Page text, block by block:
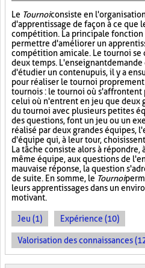
Le Tournoiconsiste en
d'apprentissage de façon à ce que
compétition. La principale fonction
permettre d'améliorer un
compétition amicale. Le tournoi
deux temps. L'enseignant
d'étudier un contenu puis, il y a
pour réaliser le tournoi
tournois : le tournoi où
celui où n'entrent en jeu que deux
du tournoi avec plusieurs petites
des questions, font un jeu ou un
réalisé par deux grandes équipes,
d'équipe qui, à leur tour,
La tâche consiste alors à
même équipe, aux questions de
mauvaise réponse, la question
de suite. En somme, le Tournoi
leurs apprentissages dans un
motivant.
Jeu (1) Expérience (10)
Valorisation des connaissances